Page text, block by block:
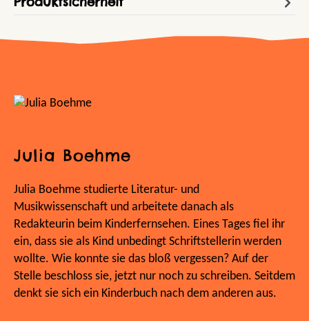
Julia Boehme
Julia Boehme studierte Literatur- und
Musikwissenschaft und arbeitete danach als
Redakteurin beim Kinderfernsehen. Eines Tages fiel ihr
ein, dass sie als Kind unbedingt Schriftstellerin werden
wollte. Wie konnte sie das bloß vergessen? Auf der
Stelle beschloss sie, jetzt nur noch zu schreiben. Seitdem
denkt sie sich ein Kinderbuch nach dem anderen aus.